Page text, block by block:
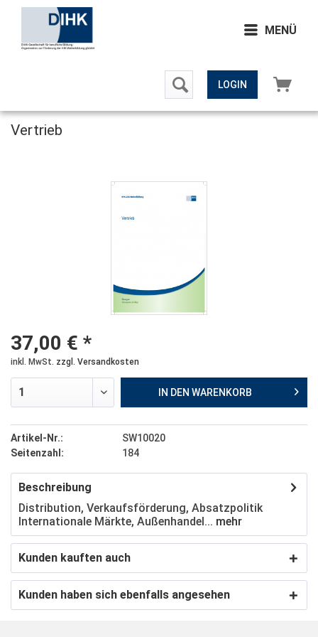
MENÜ
LOGIN
Vertrieb
37,00 € *
inkl. MwSt. zzgl. Versandkosten
IN DEN WARENKORB
Artikel-Nr.:
SW10020
Seitenzahl:
184
Beschreibung
Distribution, Verkaufsförderung, Absatzpolitik
Internationale Märkte, Außenhandel... mehr
Kunden kauften auch
Kunden haben sich ebenfalls angesehen